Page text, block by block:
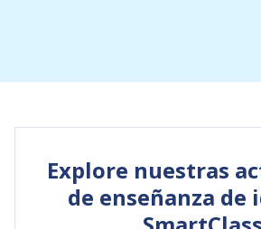
Explore nuestras
de enseñanza de